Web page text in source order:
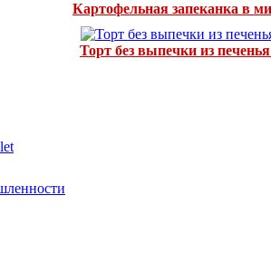
Картофельная запеканка в
Торт без выпечки из